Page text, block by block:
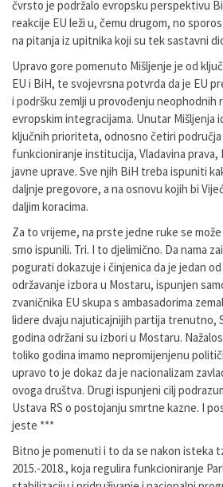
čvrsto je podržalo evropsku perspektivu
reakcije EU leži u, čemu drugom, no
na pitanja iz upitnika koji su tek sastavni
Upravo gore pomenuto Mišljenje je od
EU i BiH, te svojevrsna potvrda da je EU
i podršku zemlji u provođenju neophodnih
evropskim integracijama. Unutar Mišljenja
ključnih prioriteta, odnosno četiri područja
funkcioniranje institucija, Vladavina prava,
javne uprave. Sve njih BiH treba ispuniti
daljnje pregovore, a na osnovu kojih bi
daljim koracima.
Za to vrijeme, na prste jedne ruke se
smo ispunili. Tri. I to djelimično. Da nama
pogurati dokazuje i činjenica da je jedan
održavanje izbora u Mostaru, ispunjen
zvaničnika EU skupa s ambasadorima
lidere dvaju najuticajnijih partija trenutno,
godina održani su izbori u Mostaru.
toliko godina imamo nepromijenjenu
upravo to je dokaz da je nacionalizam
ovoga društva. Drugi ispunjeni cilj
Ustava RS o postojanju smrtne kazne. I
jeste ***
Bitno je pomenuti i to da se nakon isteka
2015.-2018., koja regulira funkcioniranje